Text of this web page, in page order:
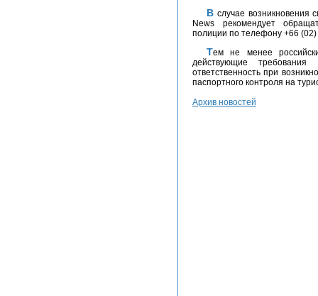
В случае возникновения спорных вопросов на территории Таиланда Rata-
News рекомендует
полиции по телефону +66
Тем не менее российские туроператоры не спешат отменять ранее
действующие
ответственность при
паспортного контроля на
Архив новостей